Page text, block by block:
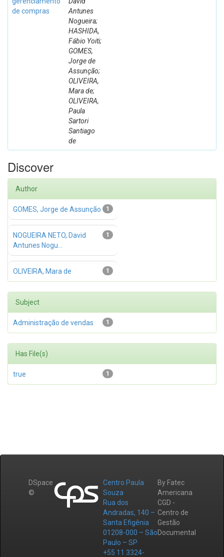
de compras
Antunes
Nogueira;
HASHIDA,
Fábio Yoiti;
GOMES,
Jorge de
Assunção;
OLIVEIRA,
Mara de;
OLIVEIRA,
Paula
Sartori
Santiago
de
Discover
Author
1
GOMES, Jorge de Assunção
1
NOGUEIRA NETO, David
Antunes Nogu...
1
OLIVEIRA, Mara de
Subject
1
Administração de vendas
Has File(s)
1
true
DSpace
©
Centro Paula
Souza
Rua dos
Andradas, 140 –
Santa Efigênia
01208-000 – São
Paulo – SP
+55 11 3324-
By Fatec
Americana
CGD -
Centro de
Gestão
Documental